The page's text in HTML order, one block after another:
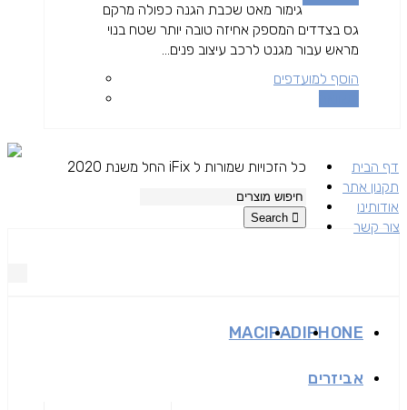
גימור מאט שכבת הגנה כפולה מרקם
גס בצדדים המספק אחיזה טובה יותר שטח בנוי
מראש עבור מגנט לרכב עיצוב פנים...
הוסף למועדפים
דף הבית
תקנון אתר
אודותינו
צור קשר
כל הזכויות שמורות ל iFix החל משנת 2020
IPHONE
IPAD
MAC
אביזרים
Search